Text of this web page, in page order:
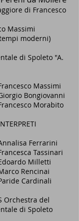
di Francesco
Massimi
moderni)
di Spoleto "A.
Massimi
Bongiovanni
Morabito
Ferrarini
Tassinari
Milletti
Rencinai
Cardinali
Orchestra del
di Spoleto